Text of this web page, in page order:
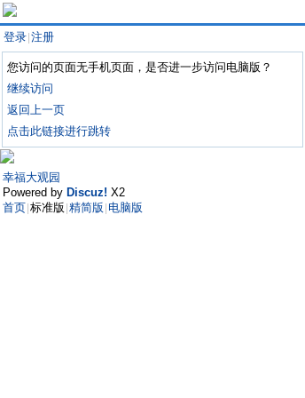
登录 注册
您访问的页面无手机页面，是否进一步访问电脑版？
继续访问
返回上一页
点击此链接进行跳转
幸福大观园
Powered by Discuz! X2
首页 标准版 精简版 电脑版